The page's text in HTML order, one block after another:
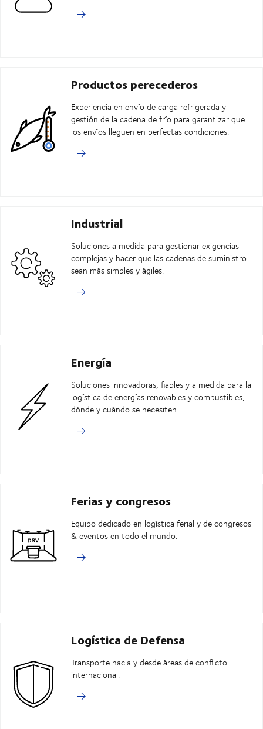
Productos perecederos
Experiencia en envío de carga refrigerada y
gestión de la cadena de frío para garantizar que
los envíos lleguen en perfectas condiciones.
Industrial
Soluciones a medida para gestionar exigencias
complejas y hacer que las cadenas de suministro
sean más simples y ágiles.
Energía
Soluciones innovadoras, fiables y a medida para la
logística de energías renovables y combustibles,
dónde y cuándo se necesiten.
Ferias y congresos
Equipo dedicado en logística ferial y de congresos
& eventos en todo el mundo.
Logística de Defensa
Transporte hacia y desde áreas de conflicto
internacional.